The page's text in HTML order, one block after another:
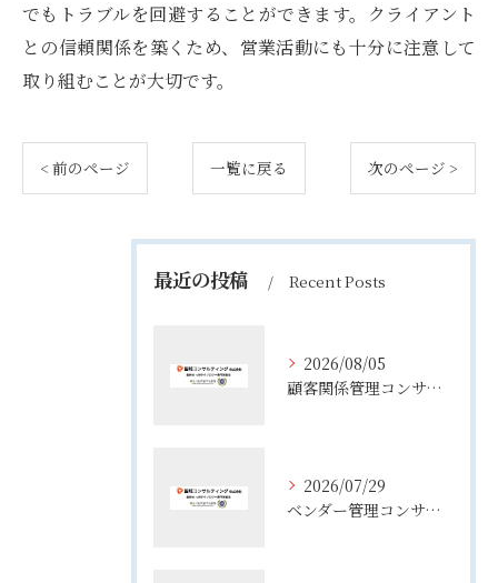
でもトラブルを回避することができます。クライアント
との信頼関係を築くため、営業活動にも十分に注意して
取り組むことが大切です。
< 前のページ 一覧に戻る 次のページ >
最近の投稿 Recent Posts
2026/08/05
顧客関係管理コンサルティングの実態とコンサルが担う役割や年収のリアル
2026/07/29
ベンダー管理コンサルティングで実務が変わる役割整理と失敗しない進め方